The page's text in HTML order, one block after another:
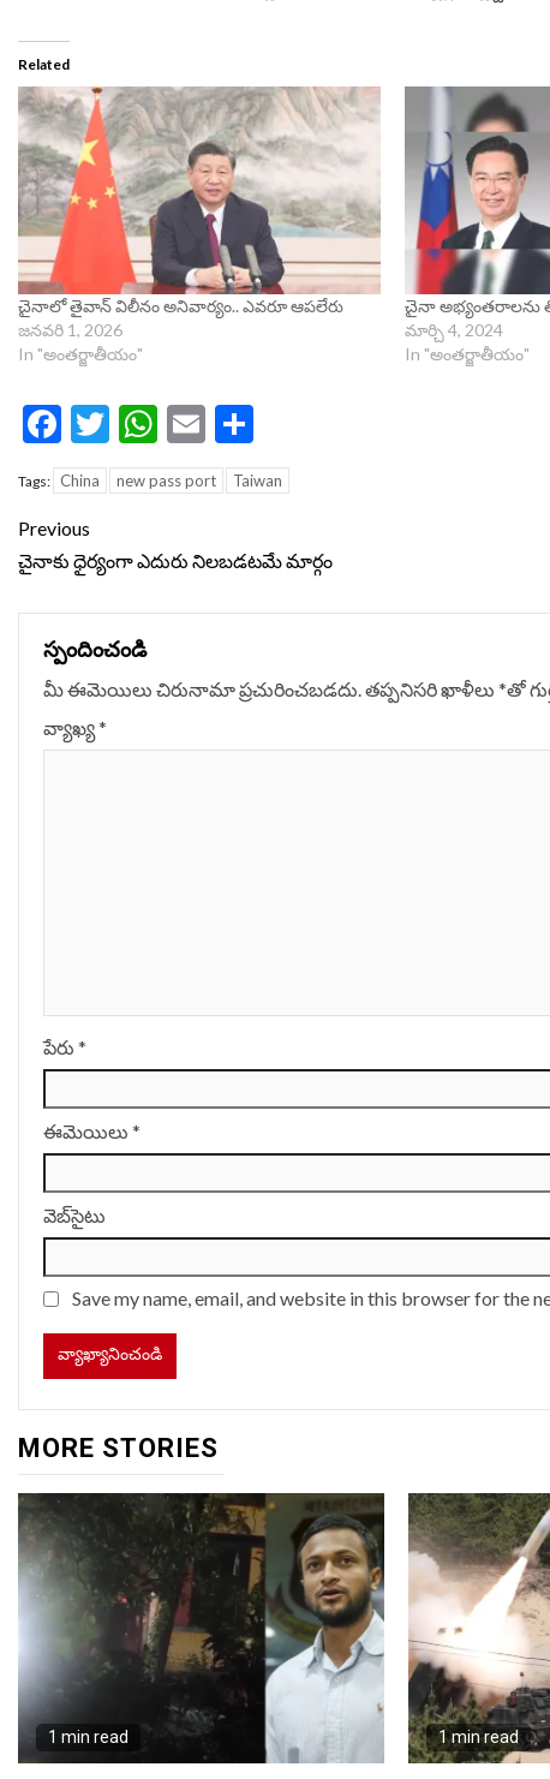
Related
చైనాలో తైవాన్‌ విలీనం అనివార్యం.. ఎవరూ ఆపలేరు
జనవరి 1, 2026
In "అంతర్జాతీయం"
చైనా అభ్యంతరాలను
మార్చి 4, 2024
In "అంతర్జాతీయం"
Facebook
Twitter
WhatsApp
Email
Tags: China new pass port Taiwan
Continue
Reading
Previous
చైనాకు ధైర్యంగా ఎదురు నిలబడటమే మార్గం
స్పందించండి
మీ ఈమెయిలు చిరునామా ప్రచురించబడదు.తప్పనిసరి ఖాళీలు *‌తో
వ్యాఖ్య*
పేరు *
ఈమెయిలు *
వెబ్‌సైటు
Save my name, email, and website in this browser for the
MORE STORIES
1 min read 1 min read